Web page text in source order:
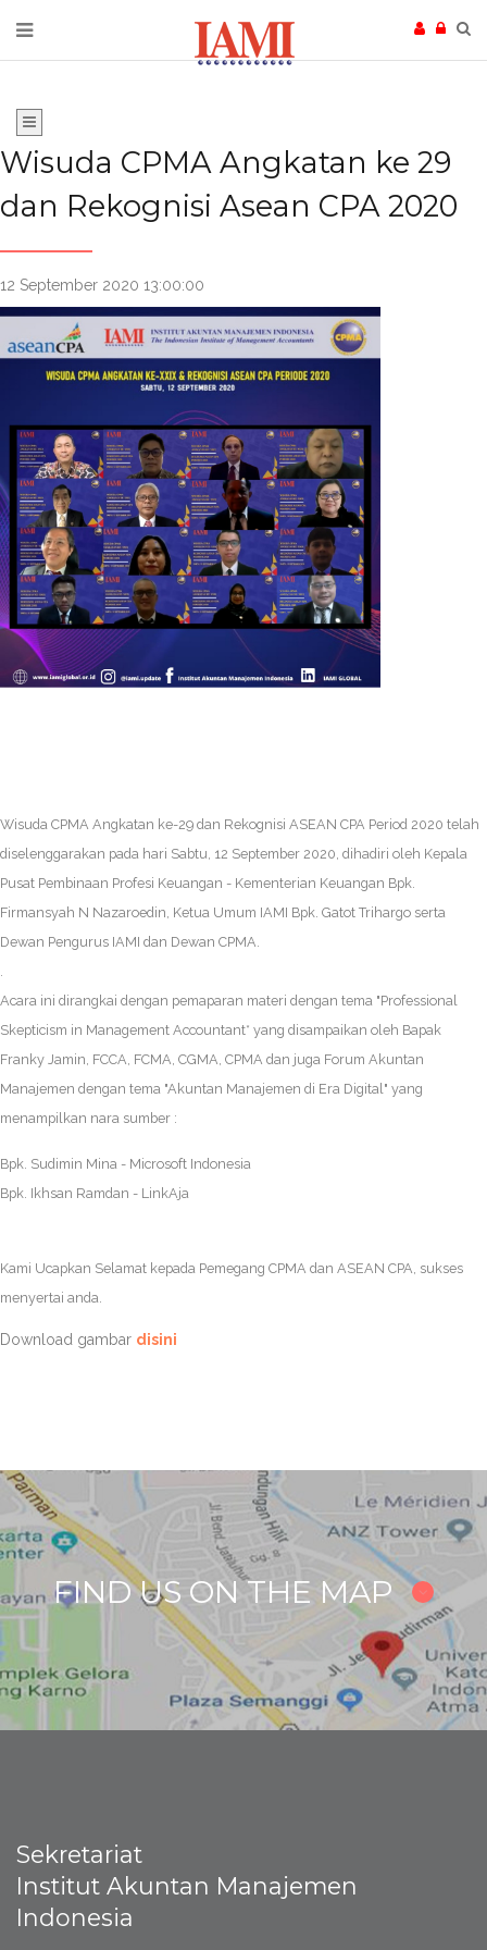
Wisuda CPMA Angkatan ke 29
dan Rekognisi Asean CPA 2020
12 September 2020 13:00:00
Wisuda CPMA Angkatan ke-29 dan Rekognisi ASEAN CPA Period 2020 telah
diselenggarakan pada hari Sabtu, 12 September 2020, dihadiri oleh Kepala
Pusat Pembinaan Profesi Keuangan - Kementerian Keuangan Bpk.
Firmansyah N Nazaroedin, Ketua Umum IAMI Bpk. Gatot Trihargo serta
Dewan Pengurus IAMI dan Dewan CPMA.
.
Acara ini dirangkai dengan pemaparan materi dengan tema "Professional
Skepticism in Management Accountant* yang disampaikan oleh Bapak
Franky Jamin, FCCA, FCMA, CGMA, CPMA dan juga Forum Akuntan
Manajemen dengan tema "Akuntan Manajemen di Era Digital" yang
menampilkan nara sumber :
Bpk. Sudimin Mina - Microsoft Indonesia
Bpk. Ikhsan Ramdan - LinkAja
Kami Ucapkan Selamat kepada Pemegang CPMA dan ASEAN CPA, sukses
menyertai anda.
Download gambar disini
FIND US ON THE MAP
Sekretariat
Institut Akuntan Manajemen
Indonesia